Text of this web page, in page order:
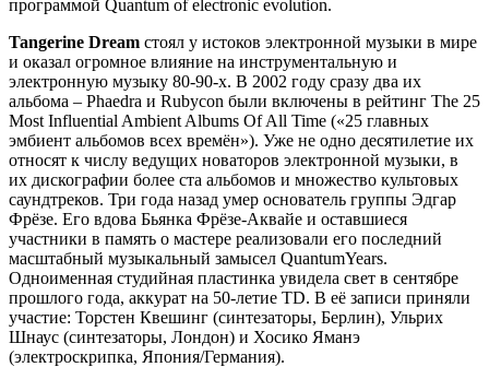
программой Quantum of electronic evolution.
Tangerine Dream стоял у истоков электронной музыки в мире
и оказал огромное влияние на инструментальную и
электронную музыку 80-90-х. В 2002 году сразу два их
альбома – Phaedra и Rubycon были включены в рейтинг The 25
Most Influential Ambient Albums Of All Time («25 главных
эмбиент альбомов всех времён»). Уже не одно десятилетие их
относят к числу ведущих новаторов электронной музыки, в
их дискографии более ста альбомов и множество культовых
саундтреков. Три года назад умер основатель группы Эдгар
Фрёзе. Его вдова Бьянка Фрёзе-Аквайе и оставшиеся
участники в память о мастере реализовали его последний
масштабный музыкальный замысел QuantumYears.
Одноименная студийная пластинка увидела свет в сентябре
прошлого года, аккурат на 50-летие TD. В её записи приняли
участие: Торстен Квешинг (синтезаторы, Берлин), Ульрих
Шнаус (синтезаторы, Лондон) и Хосико Яманэ
(электроскрипка, Япония/Германия).